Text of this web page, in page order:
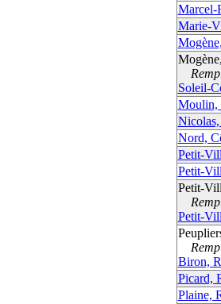
Marcel-
Marie-
Soleil-
Moulin,
Nord,
Petit-
Petit-
Petit-
Petit-
Biron,
Picard,
Plaine,